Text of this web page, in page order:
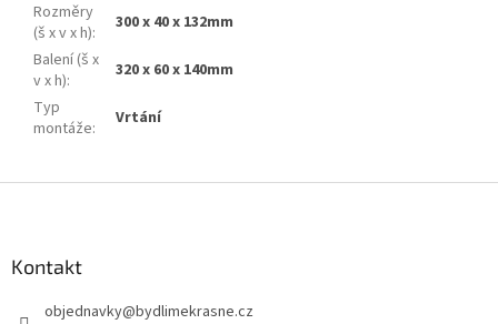
Rozměry
(š x v x h):
300 x 40 x 132mm
Balení (š x
v x h):
320 x 60 x 140mm
Typ
montáže: Vrtání
Kontakt
objednavky@bydlimekrasne.cz